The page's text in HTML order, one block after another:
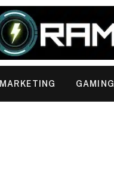
MARKETING GAMING